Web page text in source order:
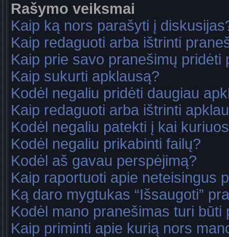
Rašymo veiksmai
Kaip ką nors parašyti į
Kaip redaguoti arba ištrinti
Kaip prie savo pranešimų pridėti
Kaip sukurti apklausą?
Kodėl negaliu pridėti daugiau
Kaip redaguoti arba ištrinti
Kodėl negaliu patekti į kai
Kodėl negaliu prikabinti failų?
Kodėl aš gavau perspėjimą?
Kaip raportuoti apie neteisingus
Ką daro mygtukas “Išsaugoti”
Kodėl mano pranešimas turi būti
Kaip priminti apie kurią nors